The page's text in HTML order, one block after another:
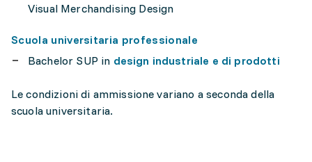
Visual Merchandising Design
Scuola universitaria professionale
Bachelor SUP in design industriale e di prodotti
Le condizioni di ammissione variano a seconda della
scuola universitaria.